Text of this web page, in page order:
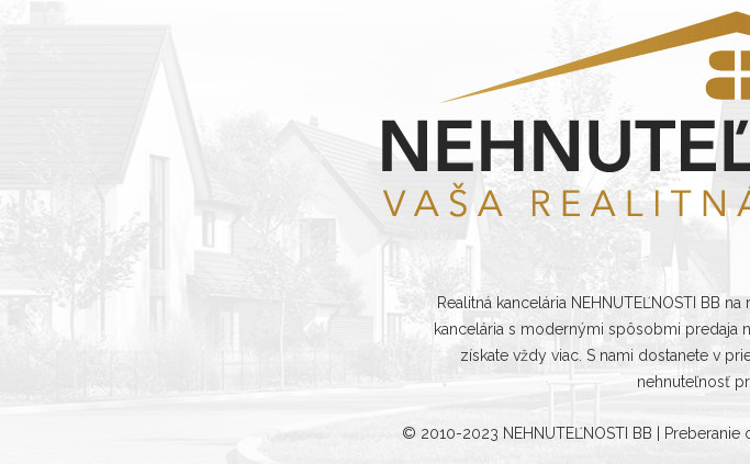
Realitná kancelária NEHNUTEĽNOSTI BB
kancelária s modernými spôsobmi predaja
získate vždy viac. S nami dostanete v
nehnuteľnosť
© 2010-2023 NEHNUTEĽNOSTI BB | Preberanie